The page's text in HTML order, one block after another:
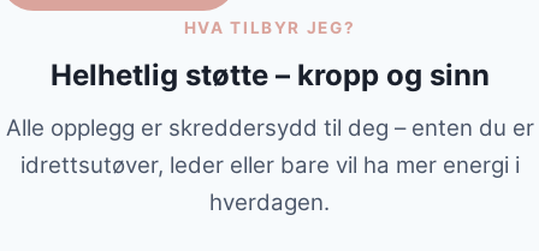
HVA TILBYR JEG?
Helhetlig støtte – kropp og sinn
Alle opplegg er skreddersydd til deg – enten du er
idrettsutøver, leder eller bare vil ha mer energi i
hverdagen.